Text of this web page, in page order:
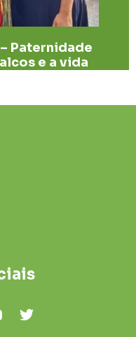
Paternidade
e a vida